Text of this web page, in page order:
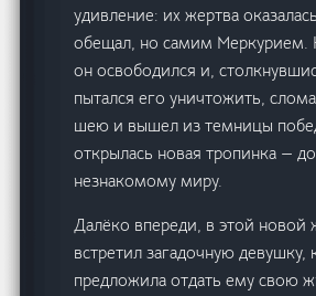
удивление: их жертва
обещал, но самим Меркурием.
он освободился и,
пытался его уничтожить,
шею и вышел из темницы
открылась новая тропинка —
незнакомому миру.
Далёко впереди, в этой новой
встретил загадочную девушку,
предложила отдать ему свою